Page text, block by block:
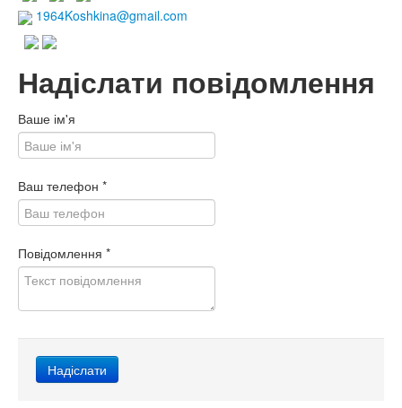
1964Koshkina@gmail.com
Надіслати повідомлення
Ваше ім'я
Ваш телефон *
Повідомлення *